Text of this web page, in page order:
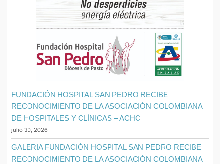
FUNDACIÓN HOSPITAL SAN PEDRO RECIBE
RECONOCIMIENTO DE LA ASOCIACIÓN COLOMBIANA
DE HOSPITALES Y CLÍNICAS – ACHC
julio 30, 2026
GALERIA FUNDACIÓN HOSPITAL SAN PEDRO RECIBE
RECONOCIMIENTO DE LA ASOCIACIÓN COLOMBIANA